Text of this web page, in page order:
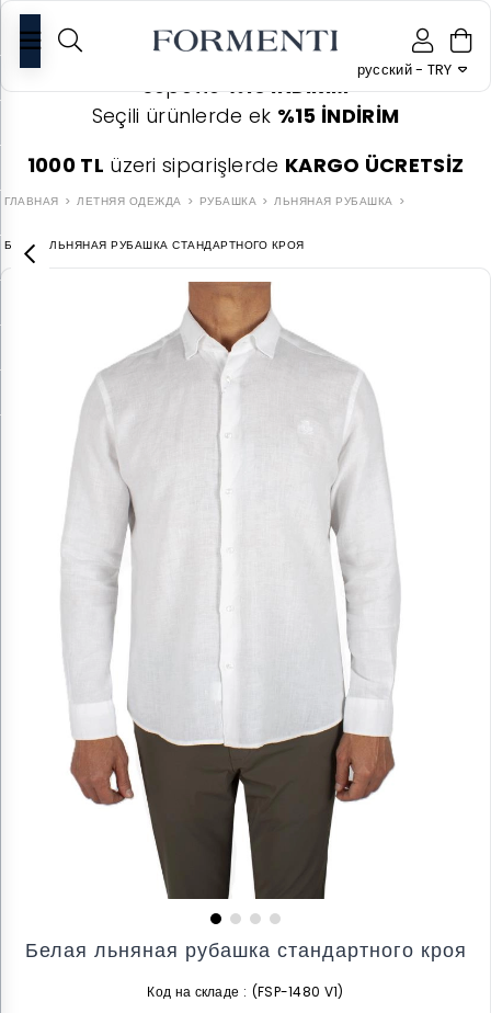
русский - TRY
0
Sepette%10 İNDİRİM
Seçili ürünlerde ek %15 İNDİRİM
1000 TL üzeri siparişlerde KARGO ÜCRETSİZ
ГЛАВНАЯ ЛЕТНЯЯ ОДЕЖДА РУБАШКА ЛЬНЯНАЯ РУБАШКА
БЕЛАЯ ЛЬНЯНАЯ РУБАШКА СТАНДАРТНОГО КРОЯ
Белая льняная рубашка стандартного кроя
Код на складе (FSP-1480 V1)